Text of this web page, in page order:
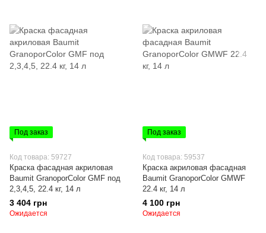
Под заказ
Код товара: 59727
Краска фасадная акриловая
Baumit GranoporColor GMF под
2,3,4,5, 22.4 кг, 14 л
3 404 грн
Ожидается
Под заказ
Код товара: 59537
Краска акриловая фасадная
Baumit GranoporColor GMWF
22.4 кг, 14 л
4 100 грн
Ожидается